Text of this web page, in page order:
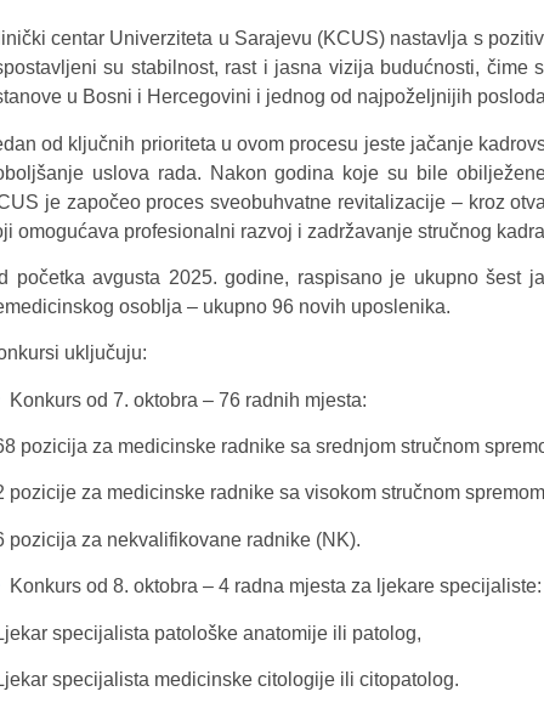
centar Univerziteta u Sarajevu (KCUS) nastavlja s
su stabilnost, rast i jasna vizija budućnosti, čime
u Bosni i Hercegovini i jednog od najpoželjnijih
od ključnih prioriteta u ovom procesu jeste jačanje
uslova rada. Nakon godina koje su bile
je započeo proces sveobuhvatne revitalizacije – kroz
omogućava profesionalni razvoj i zadržavanje stručnog
početka avgusta 2025. godine, raspisano je ukupno šest
osoblja – ukupno 96 novih uposlenika.
uključuju:
Konkurs od 7. oktobra – 76 radnih mjesta:
pozicija za medicinske radnike sa srednjom stručnom
pozicije za medicinske radnike sa visokom stručnom
pozicija za nekvalifikovane radnike (NK).
Konkurs od 8. oktobra – 4 radna mjesta za ljekare specijaliste:
specijalista patološke anatomije ili patolog,
specijalista medicinske citologije ili citopatolog.